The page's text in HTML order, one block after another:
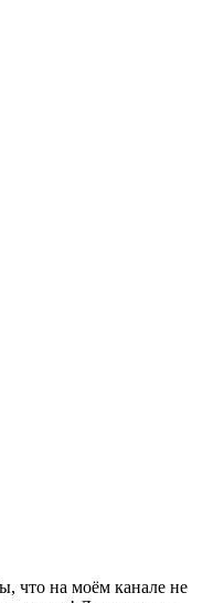
что на моём канале не